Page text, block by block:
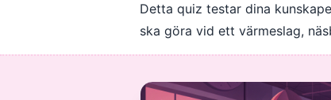
Detta quiz testar dina
ska göra vid ett värmeslag,